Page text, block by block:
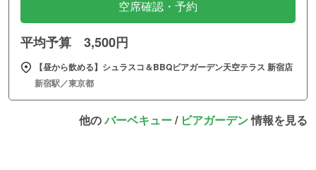
空席確認・予約
平均予算 3,500円
【昼から飲める】シュラスコ＆BBQビアガーデン天空テラス 新宿店
新宿駅／東京都
他のバーベキュー/ ビアガーデン情報を見る